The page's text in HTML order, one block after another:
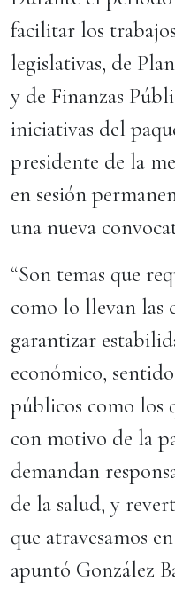
facilitar los
legislativas, de
y de Finanzas
iniciativas del
presidente de la
en sesión
una nueva
“Son temas que
como lo llevan las
garantizar
económico,
públicos como los
con motivo de la
demandan
de la salud, y
que atravesamos
apuntó González